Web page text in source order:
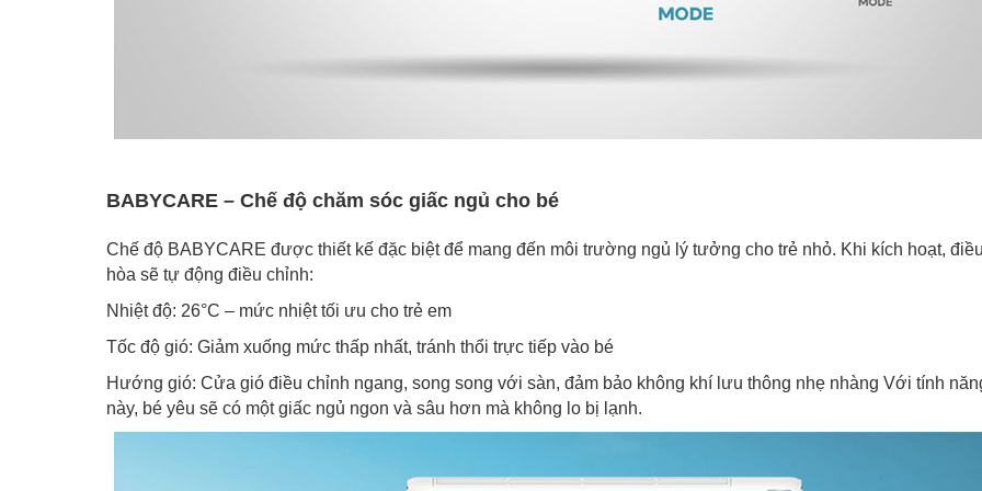
BABYCARE – Chế độ chăm sóc giấc ngủ cho bé
Chế độ BABYCARE được thiết kế đặc biệt để mang đến môi trường ngủ lý tưởng cho trẻ nhỏ. Khi kích hoạt,
hòa sẽ tự động điều chỉnh:
Nhiệt độ: 26°C – mức nhiệt tối ưu cho trẻ em
Tốc độ gió: Giảm xuống mức thấp nhất, tránh thổi trực tiếp vào bé
Hướng gió: Cửa gió điều chỉnh ngang, song song với sàn, đảm bảo không khí lưu thông nhẹ nhàng Với tính
này, bé yêu sẽ có một giấc ngủ ngon và sâu hơn mà không lo bị lạnh.